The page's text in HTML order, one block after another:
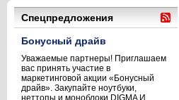
Спецпредложения
Бонусный драйв
Уважаемые партнеры! Приглашаем
вас принять участие в
маркетинговой акции «Бонусный
драйв». Закупайте ноутбуки,
неттопы и моноблоки DIGMA И